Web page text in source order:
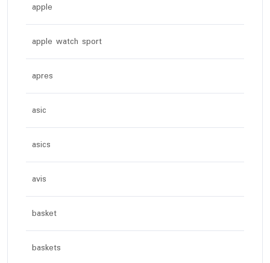
apple
apple watch sport
apres
asic
asics
avis
basket
baskets